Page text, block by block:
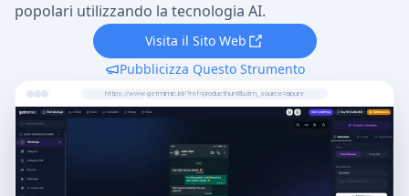
popolari utilizzando la tecnologia AI.
Visita il Sito Web
Pubblicizza Questo Strumento
https://www.getmimic.lol/?ref=producthunt&utm_source=aipure